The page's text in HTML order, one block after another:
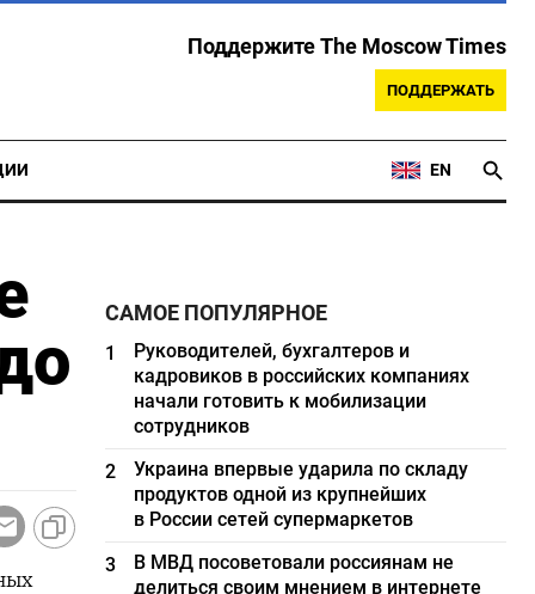
Поддержите The Moscow Times
ПОДДЕРЖАТЬ
EN
САМОЕ ПОПУЛЯРНОЕ
1
Руководителей, бухгалтеров и
кадровиков в российских компаниях
начали готовить к мобилизации
сотрудников
2
Украина впервые ударила по складу
продуктов одной из крупнейших
в России сетей супермаркетов
3
В МВД посоветовали россиянам не
делиться своим мнением в интернете